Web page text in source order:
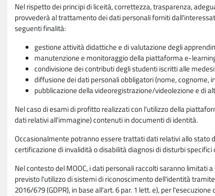
Nel rispetto dei principi di liceità, correttezza, trasparenza,
provvederà al trattamento dei dati personali forniti
seguenti finalità:
gestione attività didattiche e di valutazione degli
manutenzione e monitoraggio della piattaforma e-
condivisione dei contributi degli studenti iscritti alle
diffusione dei dati personali obbligatori (nome,
pubblicazione della videoregistrazione/videolezione e di
Nel caso di esami di profitto realizzati con l'utilizzo della
dati relativi all'immagine) contenuti in documenti di identità.
Occasionalmente potranno essere trattati dati relativi allo stato
certificazione di invalidità o disabilità diagnosi di disturbi
Nel contesto del MOOC, i dati personali raccolti saranno
previsto l'utilizzo di sistemi di riconoscimento dell'identità
2016/679 (GDPR), in base all'art. 6 par. 1 lett. e), per